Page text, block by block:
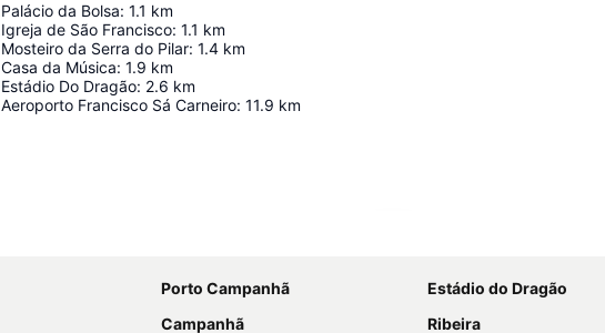
Palácio da Bolsa: 1.1 km
Igreja de São Francisco: 1.1 km
Mosteiro da Serra do Pilar: 1.4 km
Casa da Música: 1.9 km
Estádio Do Dragão: 2.6 km
Aeroporto Francisco Sá Carneiro: 11.9 km
Porto Campanhã
Estádio do Dragão
Campanhã
Ribeira